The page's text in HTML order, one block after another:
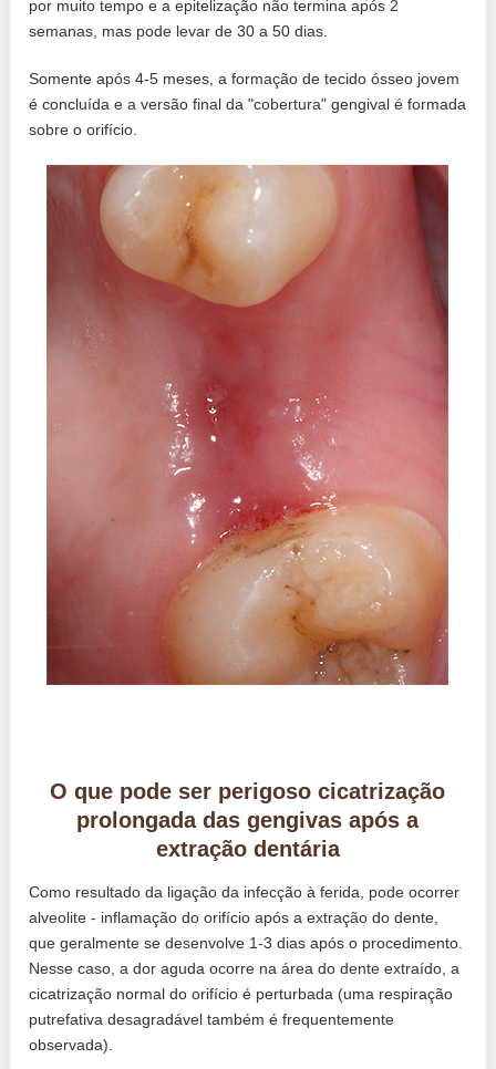
por muito tempo e a epitelização não termina após 2
semanas, mas pode levar de 30 a 50 dias.
Somente após 4-5 meses, a formação de tecido ósseo jovem
é concluída e a versão final da "cobertura" gengival é formada
sobre o orifício.
O que pode ser perigoso cicatrização
prolongada das gengivas após a
extração dentária
Como resultado da ligação da infecção à ferida, pode ocorrer
alveolite - inflamação do orifício após a extração do dente,
que geralmente se desenvolve 1-3 dias após o procedimento.
Nesse caso, a dor aguda ocorre na área do dente extraído, a
cicatrização normal do orifício é perturbada (uma respiração
putrefativa desagradável também é frequentemente
observada).